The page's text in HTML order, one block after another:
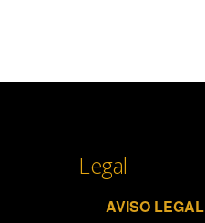
Legal
AVISO LEGAL